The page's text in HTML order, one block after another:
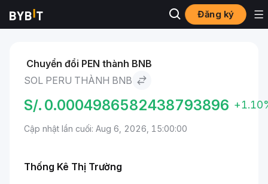
Đăng ký
Thị trường Sol Peru to BNB
Chuyển đổi PEN thành BNB
SOL PERU THÀNH BNB
S/. 0.0004986582438793896
Cập nhật lần cuối: Aug 6, 2026, 15:00:00
Thống Kê Thị Trường